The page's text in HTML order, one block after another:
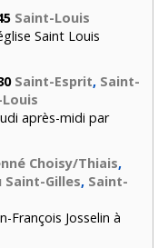
Saint-Louis
Saint Louis
Saint-Esprit, Saint-
après-midi par
Choisy/Thiais,
Saint-Gilles, Saint-
François Josselin à